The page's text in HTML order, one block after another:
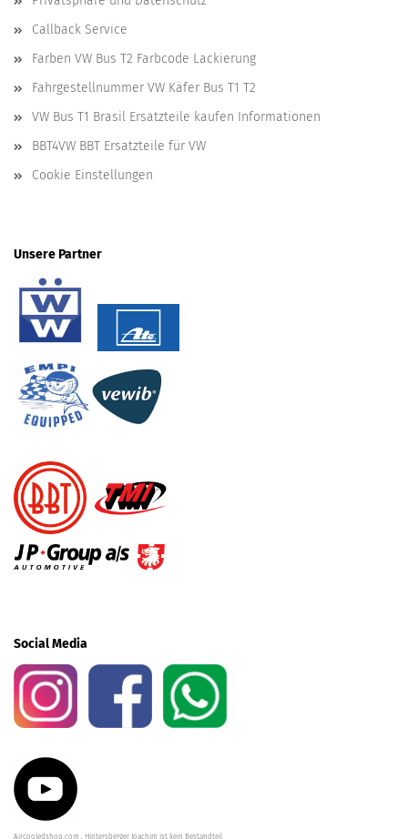
Callback Service
Farben VW Bus T2 Farbcode Lackierung
Fahrgestellnummer VW Käfer Bus T1 T2
VW Bus T1 Brasil Ersatzteile kaufen Informationen
BBT4VW BBT Ersatzteile für VW
Cookie Einstellungen
Unsere Partner
Social Media
Aircooledshop.com , Hintersberger Joachim ist kein Bestandteil